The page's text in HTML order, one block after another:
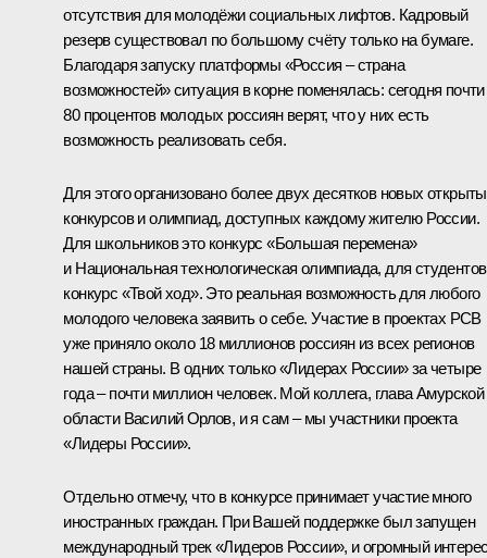
отсутствия для молодёжи социальных лифтов. Кадровый
резерв существовал по большому счёту только на бумаге.
Благодаря запуску платформы «Россия – страна
возможностей» ситуация в корне поменялась: сегодня почти
80 процентов молодых россиян верят, что у них есть
возможность реализовать себя.
Для этого организовано более двух десятков новых
конкурсов и олимпиад, доступных каждому жителю России.
Для школьников это конкурс «Большая перемена»
и Национальная технологическая олимпиада, для
конкурс «Твой ход». Это реальная возможность для любого
молодого человека заявить о себе. Участие в проектах РСВ
уже приняло около 18 миллионов россиян из всех регионов
нашей страны. В одних только «Лидерах России» за четыре
года – почти миллион человек. Мой коллега, глава Амурской
области Василий Орлов, и я сам – мы участники проекта
«Лидеры России».
Отдельно отмечу, что в конкурсе принимает участие много
иностранных граждан. При Вашей поддержке был запущен
международный трек «Лидеров России», и огромный